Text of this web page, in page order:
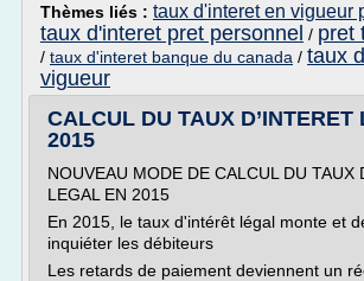
Thèmes liés : taux d'interet en vigueur
taux d'interet pret personnel / pret
/ taux d'interet banque du canada / taux
vigueur
CALCUL DU TAUX D’INTERET
2015
NOUVEAU MODE DE CALCUL DU TAUX
LEGAL EN 2015
En 2015, le taux d'intérêt légal monte et
inquiéter les débiteurs
Les retards de paiement deviennent un